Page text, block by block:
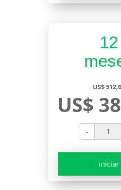
12
US$
US$
-
iniciar